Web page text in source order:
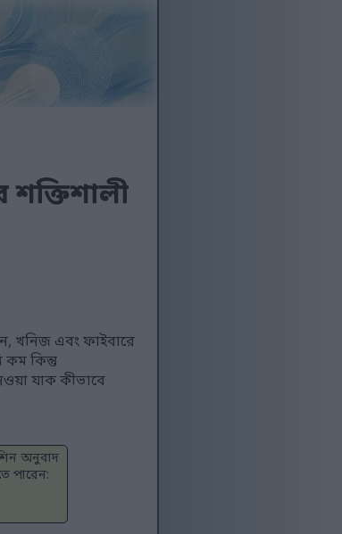
খনিজ এবং ফাইবারে
কম কিন্তু
যাক কীভাবে
অনুবাদ
পারেন: